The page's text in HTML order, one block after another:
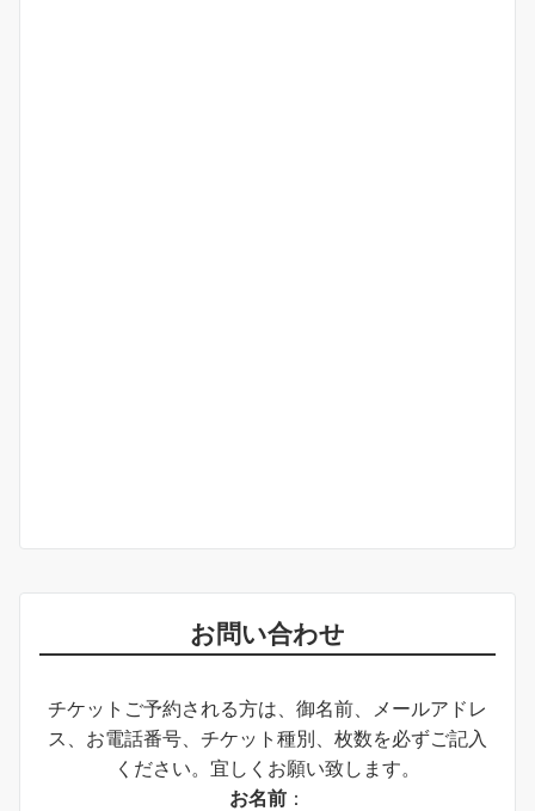
お問い合わせ
チケットご予約される方は、御名前、メールアドレ
ス、お電話番号、チケット種別、枚数を必ずご記入
ください。宜しくお願い致します。
お名前 ：